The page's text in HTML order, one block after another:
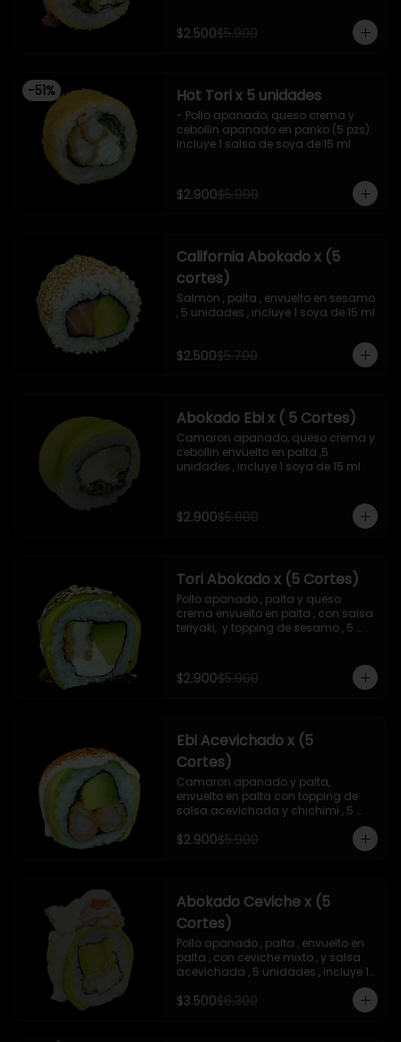
crema , cebollin ,apanado en panko
-Pollo apanado , palta , queso
crema , apanado en panko , 10
piezas
$2.500$5.900
-51% Hot Tori x 5 unidades
- Pollo apanado, queso crema y
cebollin apanado en panko (5 pzs).
Incluye 1 salsa de soya de 15 ml
$2.900$5.900
California Abokado x (5
cortes)
Salmon , palta , envuelto en sesamo
, 5 unidades , incluye 1 soya de 15 ml
$2.500$5.700
Abokado Ebi x ( 5 Cortes)
Camaron apanado, queso crema y
cebollin envuelto en palta ,5
unidades , incluye 1 soya de 15 ml
$2.900$5.900
Tori Abokado x (5 Cortes)
Pollo apanado , palta y queso
crema envuelto en palta , con salsa
teriyaki,  y topping de sesamo , 5
$2.900$5.900
Ebi Acevichado x (5
Cortes)
Camaron apanado y palta,
envuelto en palta con topping de
salsa acevichada y chichimi , 5
unidades , incluye 1 soya de 15 ml
$2.900$5.900
Abokado Ceviche x (5
Cortes)
Pollo apanado , palta , envuelto en
palta , con ceviche mixto , y salsa
acevichada , 5 unidades , incluye 1
$3.500$6.300